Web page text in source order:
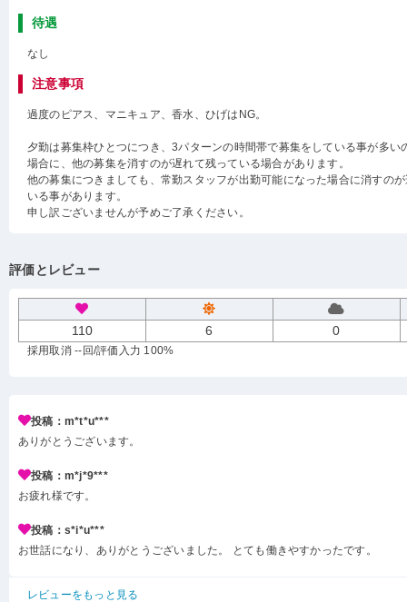
待遇
なし
注意事項
過度のピアス、マニキュア、香水、ひげはNG。
夕勤は募集枠ひとつにつき、3パターンの時間帯で募集をしている事が多い
場合に、他の募集を消すのが遅れて残っている場合があります。
他の募集につきましても、常勤スタッフが出勤可能になった場合に消すの
いる事があります。
申し訳ございませんが予めご了承ください。
評価とレビュー
110 6 0
採用取消 --回/評価入力 100%
投稿：m*t*u***
ありがとうございます。
投稿：m*j*9***
お疲れ様です。
投稿：s*i*u***
お世話になり、ありがとうございました。 とても働きやすかったです。
レビューをもっと見る